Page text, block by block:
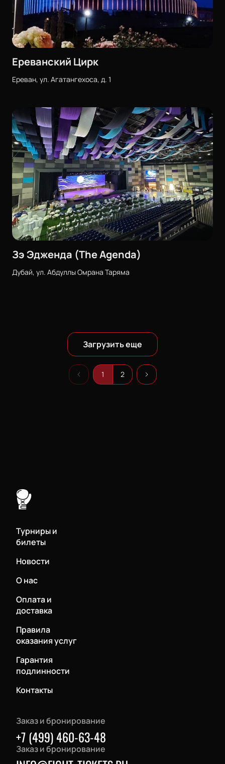
Ереванский Цирк
Ереван, ул. Агатангехоса, д. 1
Зэ Эдженда (The Agenda)
Дубай, ул. Абдуллы Омрана Таряма
Загрузить еще
1 2
Турниры и
билеты
Новости
О нас
Оплата и
доставка
Правила
оказания услуг
Гарантия
подлинности
Контакты
Заказ и бронирование
+7 (499) 460-63-48
Заказ и бронирование